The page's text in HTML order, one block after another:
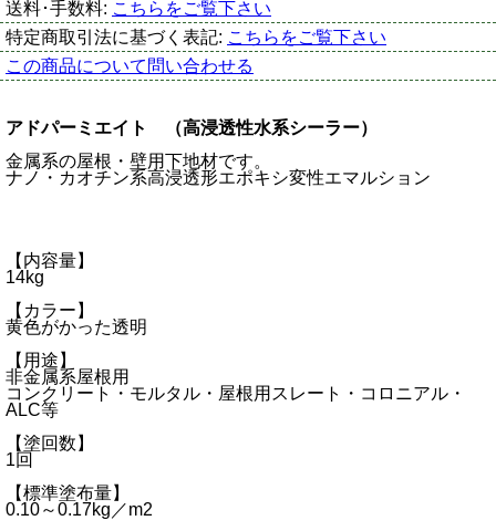
送料･手数料: こちらをご覧下さい
特定商取引法に基づく表記: こちらをご覧下さい
この商品について問い合わせる
アドパーミエイト （高浸透性水系シーラー）
金属系の屋根・壁用下地材です。
ナノ・カオチン系高浸透形エポキシ変性エマルション
【内容量】
14kg
【カラー】
黄色がかった透明
【用途】
非金属系屋根用
コンクリート・モルタル・屋根用スレート・コロニアル・
ALC等
【塗回数】
1回
【標準塗布量】
0.10～0.17kg／m2